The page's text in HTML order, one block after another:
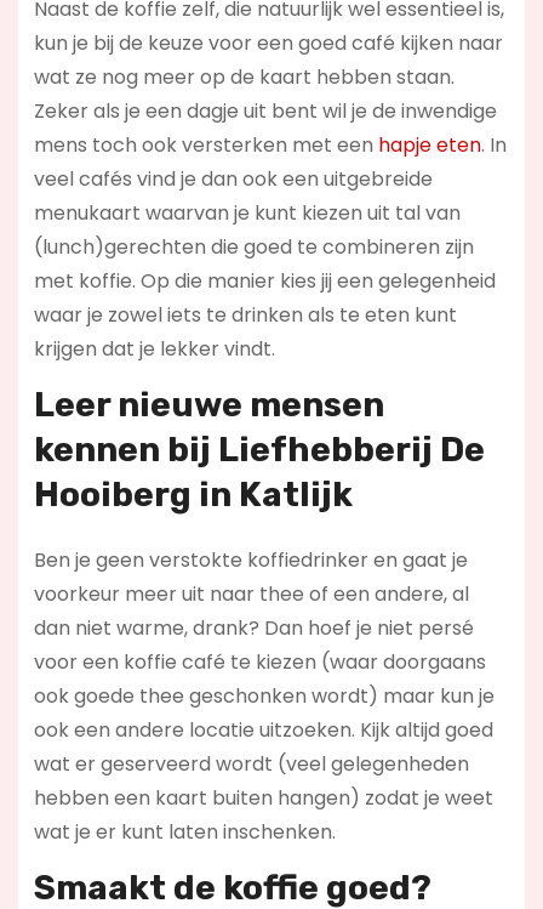
Naast de koffie zelf, die natuurlijk wel essentieel is,
kun je bij de keuze voor een goed café kijken naar
wat ze nog meer op de kaart hebben staan.
Zeker als je een dagje uit bent wil je de inwendige
mens toch ook versterken met een hapje eten. In
veel cafés vind je dan ook een uitgebreide
menukaart waarvan je kunt kiezen uit tal van
(lunch)gerechten die goed te combineren zijn
met koffie. Op die manier kies jij een gelegenheid
waar je zowel iets te drinken als te eten kunt
krijgen dat je lekker vindt.
Leer nieuwe mensen
kennen bij Liefhebberij De
Hooiberg in Katlijk
Ben je geen verstokte koffiedrinker en gaat je
voorkeur meer uit naar thee of een andere, al
dan niet warme, drank? Dan hoef je niet persé
voor een koffie café te kiezen (waar doorgaans
ook goede thee geschonken wordt) maar kun je
ook een andere locatie uitzoeken. Kijk altijd goed
wat er geserveerd wordt (veel gelegenheden
hebben een kaart buiten hangen) zodat je weet
wat je er kunt laten inschenken.
Smaakt de koffie goed?